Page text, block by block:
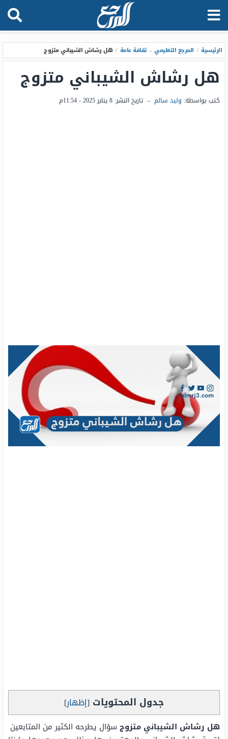
الرئيسية / المرجع التعليمي ، ثقافة عامة / هل رشاش الشيباني متزوج
هل رشاش الشيباني متزوج
كتب بواسطة: وليد سالم – تاريخ النشر: 8 يناير 2025 - 11:54م
جدول المحتويات [إظهار]
هل رشاش الشيباني متزوج سؤال يطرحه الكثير من المتابعين